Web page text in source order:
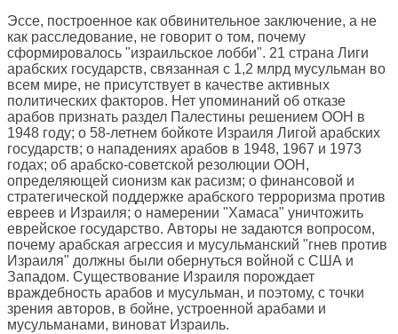
Эссе, построенное как обвинительное заключение, а не
как расследование, не говорит о том, почему
сформировалось "израильское лобби". 21 страна Лиги
арабских государств, связанная с 1,2 млрд мусульман во
всем мире, не присутствует в качестве активных
политических факторов. Нет упоминаний об отказе
арабов признать раздел Палестины решением ООН в
1948 году; о 58-летнем бойкоте Израиля Лигой арабских
государств; о нападениях арабов в 1948, 1967 и 1973
годах; об арабско-советской резолюции ООН,
определяющей сионизм как расизм; о финансовой и
стратегической поддержке арабского терроризма против
евреев и Израиля; о намерении "Хамаса" уничтожить
еврейское государство. Авторы не задаются вопросом,
почему арабская агрессия и мусульманский "гнев против
Израиля" должны были обернуться войной с США и
Западом. Существование Израиля порождает
враждебность арабов и мусульман, и поэтому, с точки
зрения авторов, в бойне, устроенной арабами и
мусульманами, виноват Израиль.